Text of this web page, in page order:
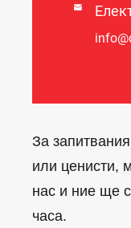

За
или ценисти,
нас и ние ще
часа.